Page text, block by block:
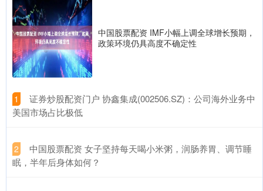
中国股票配资 IMF小幅上调全球增长预期，
政策环境仍具高度不确定性
1
​证券炒股配资门户 协鑫集成(002506.SZ)：公司海外业务中
美国市场占比极低
2
​中国股票配资 女子坚持每天喝小米粥，润肠养胃、调节睡
眠，半年后身体如何？